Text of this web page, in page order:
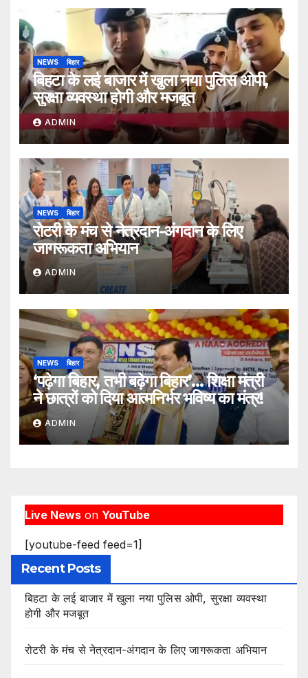
NEWS बिहार
बिहटा के लई बाजार में खुला नया पुलिस ओपी,
सुरक्षा व्यवस्था होगी और मजबूत
ADMIN
NEWS बिहार
रोटरी के मंच से नेत्रदान-अंगदान के लिए
जागरूकता अभियान
ADMIN
NEWS बिहार
‘पढ़ेगा बिहार, तभी बढ़ेगा बिहार’… शिक्षा मंत्री
ने छात्रों को दिया आत्मनिर्भर भविष्य का मंत्र!
ADMIN
Live News on YouTube
[youtube-feed feed=1]
Recent Posts
बिहटा के लई बाजार में खुला नया पुलिस ओपी, सुरक्षा व्यवस्था
होगी और मजबूत
रोटरी के मंच से नेत्रदान-अंगदान के लिए जागरूकता अभियान